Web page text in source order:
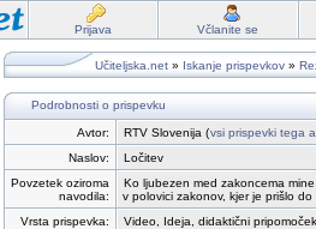
Prijava Včlanite se
Učiteljska.net » Iskanje prispevkov »
Podrobnosti o prispevku
Avtor: RTV Slovenija (vsi prispevki tega
Naslov:
Ločitev
Povzetek oziroma
navodila:
Ko ljubezen med zakoncema
v polovici zakonov, kjer je prišlo
Vrsta prispevka:
Video, Ideja, didaktični